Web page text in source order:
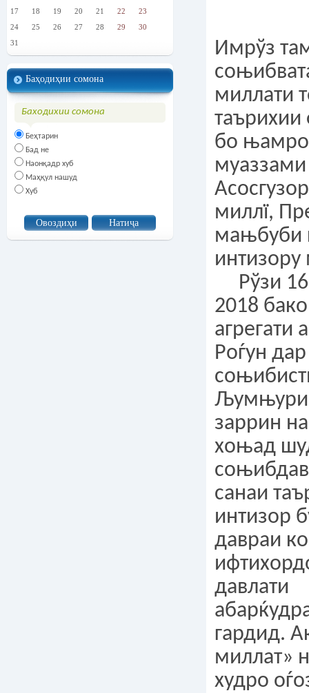
17
18 19 20 21 22
23
24
25 26 27 28 29
30
31
Баҳодиҳии сомона
Баходихии сомона
Беҳтарин
Бад не
Наонқадр хуб
Маҳқул нашуд
Хуб
Имрўз
миллати
бо
миллї,
мањбуби
интизору
Рўзи 16
2018
агрегати
Роѓун
заррин
хоњад
санаи
интизор
давраи
давлати
гардид.
миллат»
худро